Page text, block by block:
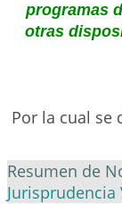
programas
otras
Por la cual se
Resumen de
Jurisprudencia